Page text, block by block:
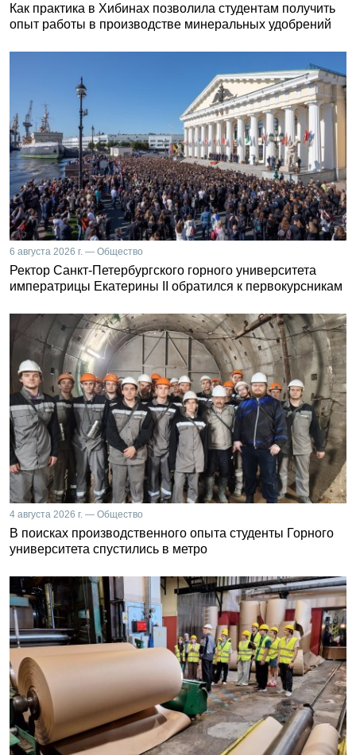
Как практика в Хибинах позволила студентам получить
опыт работы в производстве минеральных удобрений
6 августа 2026 г. — Общество
Ректор Санкт-Петербургского горного университета
императрицы Екатерины II обратился к первокурсникам
4 августа 2026 г. — Общество
В поисках производственного опыта студенты Горного
университета спустились в метро